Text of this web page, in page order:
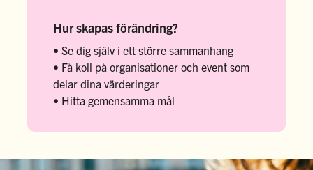
Hur skapas förändring?
• Se dig själv i ett större sammanhang
• Få koll på organisationer och event som
delar dina värderingar
• Hitta gemensamma mål